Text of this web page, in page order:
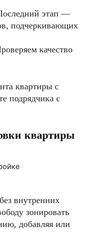
этап —
подчеркивающих
качество
квартиры с
подрядчика с
квартиры
внутренних
зонировать
добавляя или